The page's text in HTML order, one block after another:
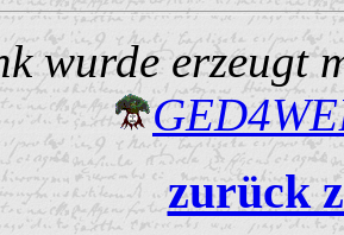
wurde erzeugt
zurück